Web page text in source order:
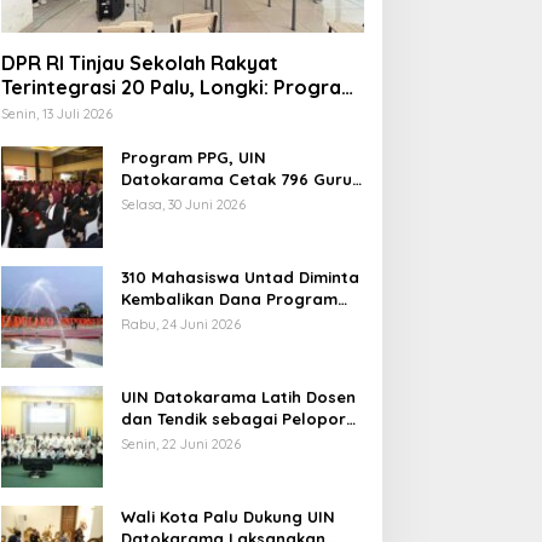
Hak Sipil, PKB
8 Catatan RUU
Kenaikan Gaji Kepala
Daerah
DPR RI Tinjau Sekolah Rakyat
Terintegrasi 20 Palu, Longki: Program
Prabowo Angkat Martabat Anak
Senin, 13 Juli 2026
Program PPG, UIN
Datokarama Cetak 796 Guru
Profesional
Selasa, 30 Juni 2026
310 Mahasiswa Untad Diminta
Kembalikan Dana Program
Berani Cerdas, Kadisdik
Rabu, 24 Juni 2026
UIN Datokarama Latih Dosen
dan Tendik sebagai Pelopor
Moderasi Beragama
Senin, 22 Juni 2026
Wali Kota Palu Dukung UIN